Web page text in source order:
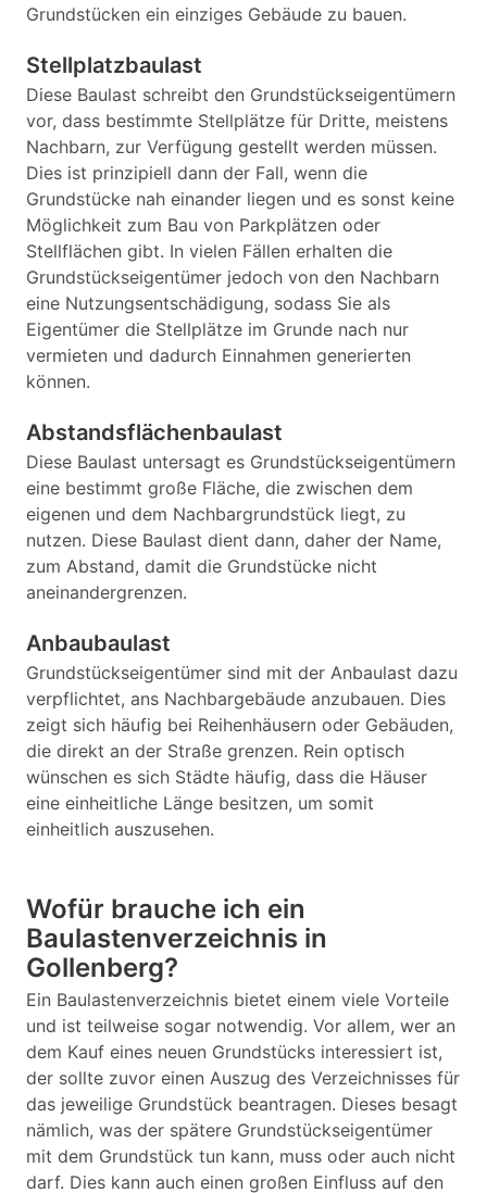
Grundstücken ein einziges Gebäude zu bauen.
Stellplatzbaulast
Diese Baulast schreibt den Grundstückseigentümern
vor, dass bestimmte Stellplätze für Dritte, meistens
Nachbarn, zur Verfügung gestellt werden müssen.
Dies ist prinzipiell dann der Fall, wenn die
Grundstücke nah einander liegen und es sonst keine
Möglichkeit zum Bau von Parkplätzen oder
Stellflächen gibt. In vielen Fällen erhalten die
Grundstückseigentümer jedoch von den Nachbarn
eine Nutzungsentschädigung, sodass Sie als
Eigentümer die Stellplätze im Grunde nach nur
vermieten und dadurch Einnahmen generierten
können.
Abstandsflächenbaulast
Diese Baulast untersagt es Grundstückseigentümern
eine bestimmt große Fläche, die zwischen dem
eigenen und dem Nachbargrundstück liegt, zu
nutzen. Diese Baulast dient dann, daher der Name,
zum Abstand, damit die Grundstücke nicht
aneinandergrenzen.
Anbaubaulast
Grundstückseigentümer sind mit der Anbaulast dazu
verpflichtet, ans Nachbargebäude anzubauen. Dies
zeigt sich häufig bei Reihenhäusern oder Gebäuden,
die direkt an der Straße grenzen. Rein optisch
wünschen es sich Städte häufig, dass die Häuser
eine einheitliche Länge besitzen, um somit
einheitlich auszusehen.
Wofür brauche ich ein
Baulastenverzeichnis in
Gollenberg?
Ein Baulastenverzeichnis bietet einem viele Vorteile
und ist teilweise sogar notwendig. Vor allem, wer an
dem Kauf eines neuen Grundstücks interessiert ist,
der sollte zuvor einen Auszug des Verzeichnisses für
das jeweilige Grundstück beantragen. Dieses besagt
nämlich, was der spätere Grundstückseigentümer
mit dem Grundstück tun kann, muss oder auch nicht
darf. Dies kann auch einen großen Einfluss auf den